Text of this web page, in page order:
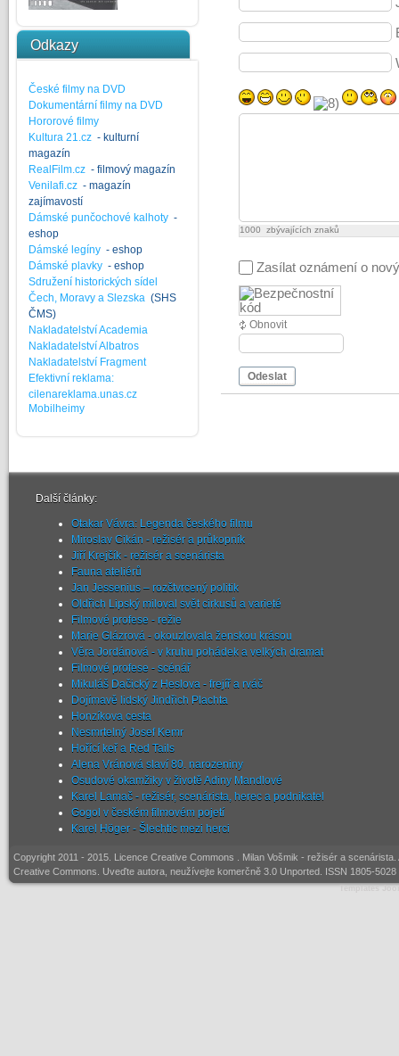
Odkazy
České filmy na DVD
Dokumentární filmy na DVD
Hororové filmy
Kultura 21.cz - kulturní
magazín
RealFilm.cz - filmový magazín
Venilafi.cz - magazín
zajímavostí
Dámské punčochové kalhoty -
eshop
Dámské legíny - eshop
Dámské plavky - eshop
Sdružení historických sídel
Čech, Moravy a Slezska (SHS
ČMS)
Nakladatelství Academia
Nakladatelství Albatros
Nakladatelství Fragment
Efektivní reklama:
cilenareklama.unas.cz
Mobilheimy
1000 zbývajících znaků
Zasílat oznámení o
Obnovit
Odeslat
Další články:
Otakar Vávra: Legenda českého filmu
Miroslav Cikán - režisér a průkopník
Jiří Krejčík - režisér a scenárista
Fauna ateliérů
Jan Jessenius – rozčtvrcený politik
Oldřich Lipský miloval svět cirkusů a varieté
Filmové profese - režie
Marie Glázrová - okouzlovala ženskou krásou
Věra Jordánová - v kruhu pohádek a velkých dramat
Filmové profese - scénář
Mikuláš Dačický z Heslova - frejíř a rváč
Dojímavě lidský Jindřich Plachta
Honzíkova cesta
Nesmrtelný Josef Kemr
Hořící keř a Red Tails
Alena Vránová slaví 80. narozeniny
Osudové okamžiky v životě Adiny Mandlové
Karel Lamač - režisér, scenárista, herec a podnikatel
Gogol v českém filmovém pojetí
Karel Höger - Šlechtic mezi herci
Copyright 2011 - 2015. Licence Creative Commons
. Milan Vošmik - režisér a
Creative Commons. Uveďte autora, neužívejte komerčně 3.0 Unported. ISSN 1805-
Templates